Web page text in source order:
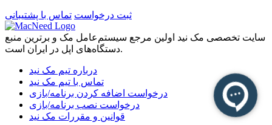
ثبت درخواست تماس با پشتیبانی
سایت تخصصی مک نید اولین مرجع سیستم‌عامل مک و برترین منبع
دستگاه‌های اپل در ایران است.
درباره تیم مک نید
تماس با تیم مک نید
درخواست اضافه کردن برنامه/بازی
درخواست نصب برنامه/بازی
قوانین و مقررات مک نید